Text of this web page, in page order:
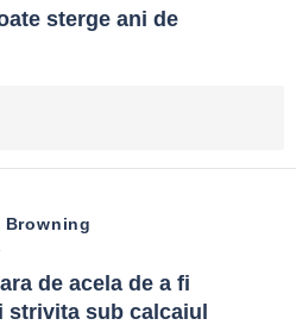
sterge ani de
Browning
de acela de a fi
strivita sub calcaiul